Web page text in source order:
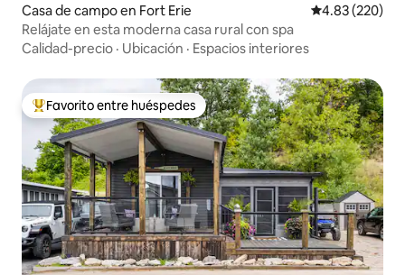
Casa de campo en Fort Erie Calificación
4.83 (220)
Relájate en esta moderna casa rural con spa
Calidad-precio · Ubicación · Espacios interiores
Favorito entre huéspedes preferido
Favorito entre huéspedes